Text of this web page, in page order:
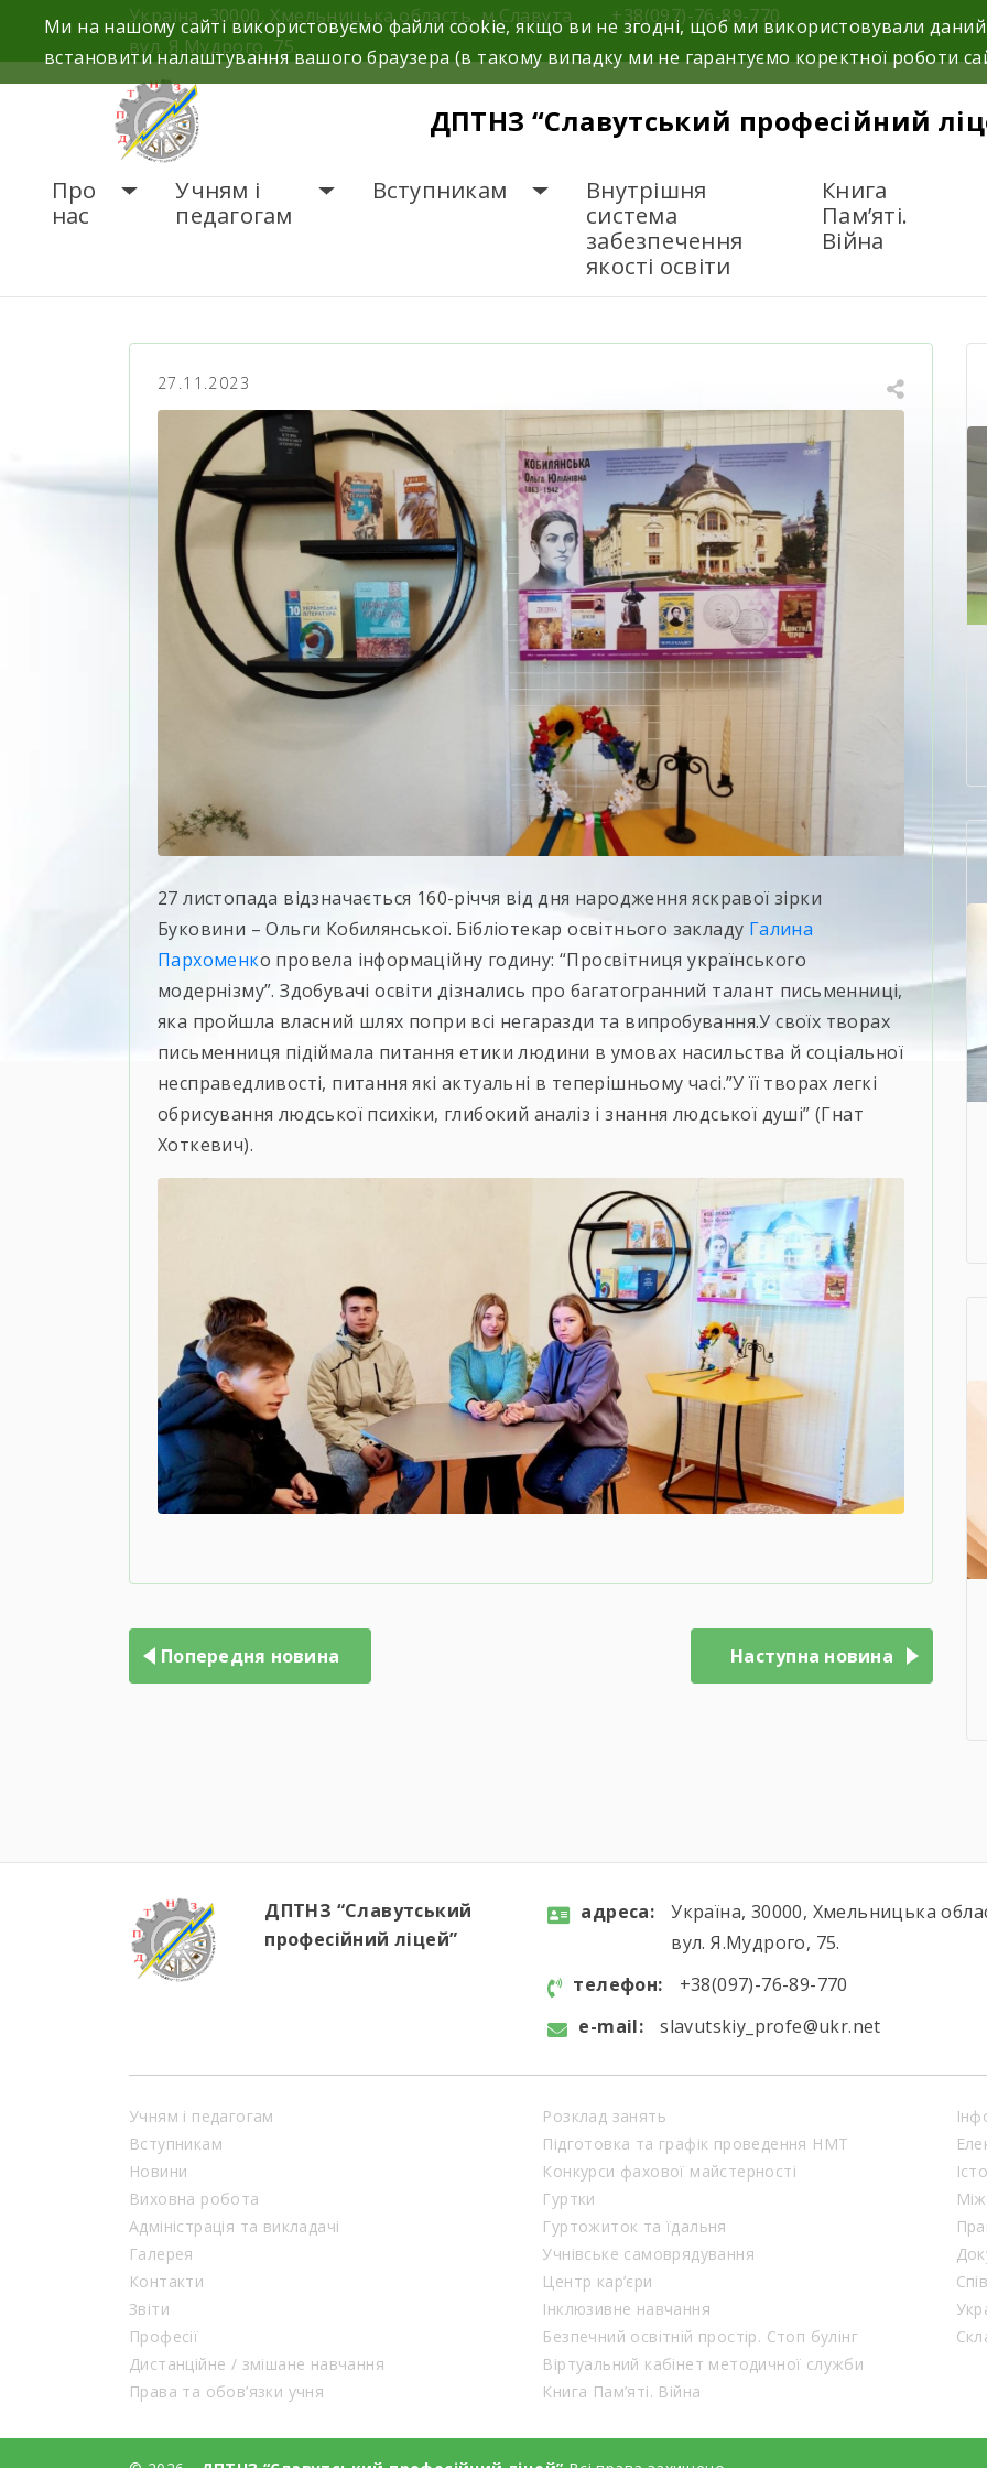
Україна, 30000, Хмельницька область, м.Славута
вул. Я.Мудрого, 75.
+38(097)-76-89-770
ДПТНЗ “Славутський професійний
Про
нас
Учням і
педагогам
Вступникам
Внутрішня
система
забезпечення
якості освіти
Книга
Пам’яті.
Війна
27.11.2023
27 листопада відзначається 160-річчя від дня народження яскравої зірки
Буковини – Ольги Кобилянської. Бібліотекар освітнього закладу Галина
Пархоменко провела інформаційну годину: “Просвітниця українського
модернізму”. Здобувачі освіти дізнались про багатогранний талант письменниці,
яка пройшла власний шлях попри всі негаразди та випробування.У своїх творах
письменниця підіймала питання етики людини в умовах насильства й соціальної
несправедливості, питання які актуальні в теперішньому часі.”У її творах легкі
обрисування людської психіки, глибокий аналіз і знання людської душі” (Гнат
Хоткевич).
Попередня новина Наступна новина
Ми на нашому сайті використовуємо файли cookie, якщо ви не згодні, щоб ми використовували
встановити налаштування вашого браузера (в такому випадку ми не гарантуємо коректної роботи
ДПТНЗ “Славутський
професійний ліцей”
aдресa:
Україна, 30000, Хмельницька
вул. Я.Мудрого, 75.
телефон:
+38(097)-76-89-770
e-mail:
slavutskiy_profe@ukr.net
Учням і педагогам
Вступникам
Новини
Виховна робота
Адміністрація та викладачі
Галерея
Контакти
Звіти
Професії
Дистанційне / змішане навчання
Права та обов’язки учня
Розклад занять
Підготовка та графік проведення НМТ
Конкурси фахової майстерності
Гуртки
Гуртожиток та їдальня
Учнівське самоврядування
Центр кар’єри
Інклюзивне навчання
Безпечний освітній простір. Стоп булінг
Віртуальний кабінет методичної служби
Книга Пам’яті. Війна